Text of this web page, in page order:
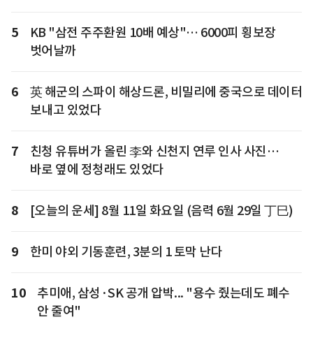
5
KB "삼전 주주환원 10배 예상"… 6000피 횡보장
벗어날까
6
英 해군의 스파이 해상드론, 비밀리에 중국으로 데이터
보내고 있었다
7
친청 유튜버가 올린 李와 신천지 연루 인사 사진…
바로 옆에 정청래도 있었다
8 [오늘의 운세] 8월 11일 화요일 (음력 6월 29일 丁巳)
9 한미 야외 기동훈련, 3분의 1 토막 난다
10
추미애, 삼성·SK 공개 압박... "용수 줬는데도 폐수
안 줄여"